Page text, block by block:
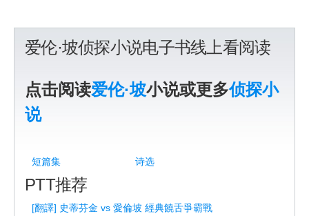
爱伦·坡侦探小说电子书线上看阅读
点击阅读爱伦·坡小说或更多侦探小
说
短篇集 诗选
PTT推荐
[翻譯] 史蒂芬金 vs 愛倫坡 經典饒舌爭霸戰